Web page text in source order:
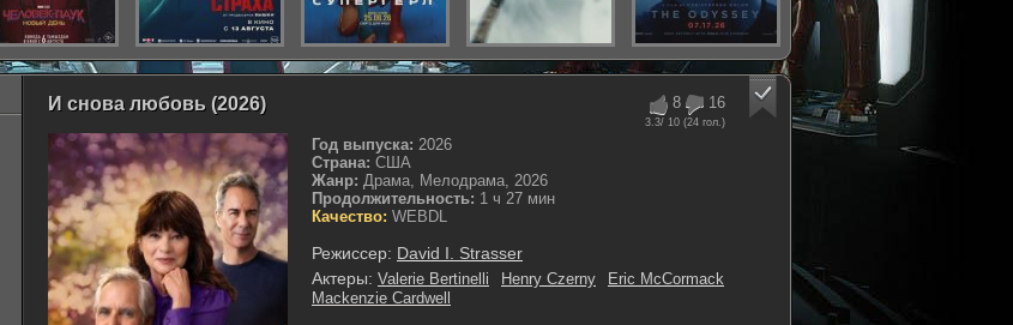
8 16
3.3/ 10 (24 гол.)
И снова любовь (2026)
Год выпуска: 2026
Страна: США
Жанр: Драма, Мелодрама, 2026
Продолжительность: 1 ч 27 мин
Качество: WEBDL
Режиссер: David I. Strasser
Актеры: Valerie Bertinelli Henry Czerny
Eric McCormack
Mackenzie Cardwell